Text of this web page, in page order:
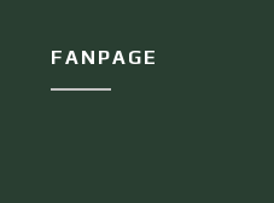
FANPAGE